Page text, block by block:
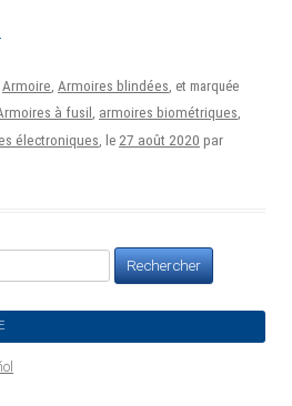
Armoire, Armoires blindées, et marquée
à fusil , armoires biométriques,
électroniques, le 27 août 2020 par